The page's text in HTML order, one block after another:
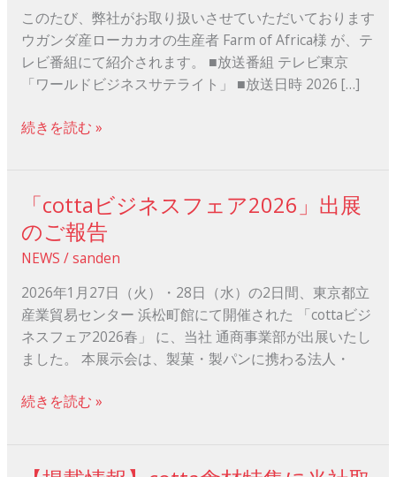
このたび、弊社がお取り扱いさせていただいております
ウガンダ産ローカカオの生産者 Farm of Africa様 が、テ
レビ番組にて紹介されます。 ■放送番組 テレビ東京
「ワールドビジネスサテライト」 ■放送日時 2026 […]
放
送
の
お
ら
ガ
ン
ダ
ロ
ー
カ
カ
生
続きを読む »
「cottaビジネスフェア2026」出展
のご報告
NEWS /sanden
2026年1月27日（火）・28日（水）の2日間、東京都立
産業貿易センター 浜松町館にて開催された 「cottaビジ
ネスフェア2026春」 に、当社 通商事業部が出展いたし
ました。 本展示会は、製菓・製パンに携わる法人・
「cotta
ビ
ジ
ネ
ス
フ
ェ
ア
出
続きを読む »